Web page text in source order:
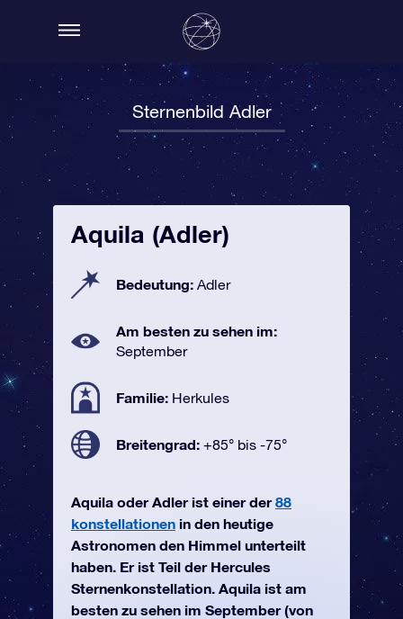
Sternenbild Adler
Aquila (Adler)
Bedeutung: Adler
Am besten zu sehen im:
September
Familie: Herkules
Breitengrad: +85° bis -75°
Aquila oder Adler ist einer der88
konstellationen in den heutige
Astronomen den Himmel unterteilt
haben. Er ist Teil der Hercules
Sternenkonstellation. Aquila ist am
besten zu sehen im September (von